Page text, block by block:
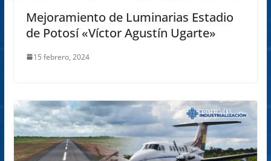
Mejoramiento de Luminarias Estadio
de Potosí «Víctor Agustín Ugarte»
15 febrero, 2024